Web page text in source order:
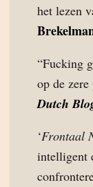
het lezen
“Fucking
op de
Dutch
‘Frontaal
intelligent